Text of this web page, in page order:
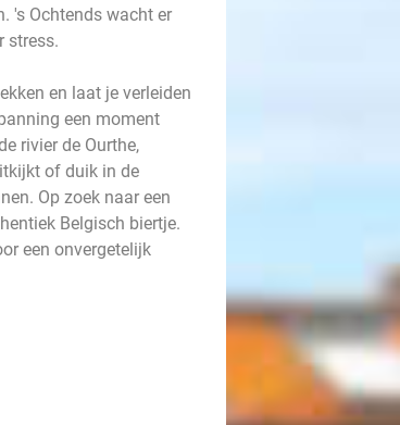
's Ochtends wacht er
stress.
en laat je verleiden
een moment
rivier de Ourthe,
of duik in de
Op zoek naar een
Belgisch biertje.
een onvergetelijk